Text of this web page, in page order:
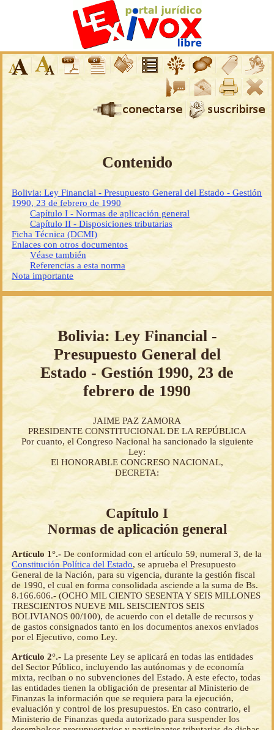
Contenido
Bolivia: Ley Financial - Presupuesto General del Estado - Gestión
1990, 23 de febrero de 1990
Capítulo I - Normas de aplicación general
Capítulo II - Disposiciones tributarias
Ficha Técnica (DCMI)
Enlaces con otros documentos
Véase también
Referencias a esta norma
Nota importante
Bolivia: Ley Financial -
Presupuesto General del
Estado - Gestión 1990, 23 de
febrero de 1990
JAIME PAZ ZAMORA
PRESIDENTE CONSTITUCIONAL DE LA REPÚBLICA
Por cuanto, el Congreso Nacional ha sancionado la siguiente
Ley:
El HONORABLE CONGRESO NACIONAL,
DECRETA:
Capítulo I
Normas de aplicación general
Artículo 1°.- De conformidad con el artículo 59, numeral 3, de la
Constitución Política del Estado, se aprueba el Presupuesto
General de la Nación, para su vigencia, durante la gestión fiscal
de 1990, el cual en forma consolidada asciende a la suma de Bs.
8.166.606.- (OCHO MIL CIENTO SESENTA Y SEIS MILLONES
TRESCIENTOS NUEVE MIL SEISCIENTOS SEIS
BOLIVIANOS 00/100), de acuerdo con el detalle de recursos y
de gastos consignados tanto en los documentos anexos enviados
por el Ejecutivo, como Ley.
Artículo 2°.- La presente Ley se aplicará en todas las entidades
del Sector Público, incluyendo las autónomas y de economía
mixta, reciban o no subvenciones del Estado. A este efecto, todas
las entidades tienen la obligación de presentar al Ministerio de
Finanzas la información que se requiera para la ejecución,
evaluación y control de los presupuestos. En caso contrario, el
Ministerio de Finanzas queda autorizado para suspender los